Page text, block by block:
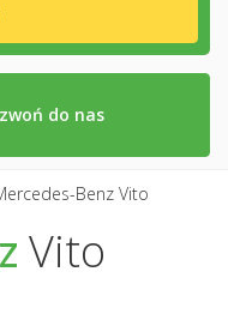
do nas
Benz Vito
Vito